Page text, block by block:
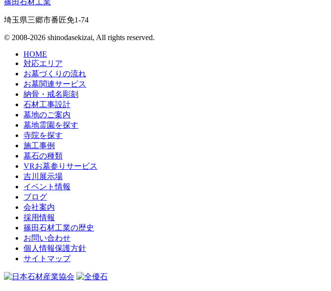
篠田石材工業
埼玉県三郷市番匠免1-74
© 2008-2026 shinodasekizai, All rights reserved.
HOME
対応エリア
お墓づくりの流れ
お墓関連サービス
納骨・戒名彫刻
石材工事設計
墓地のご案内
墓地霊園を探す
寺院を探す
施工事例
墓石の種類
VRお墓参りサービス
吉川展示場
イベント情報
ブログ
会社案内
採用情報
篠田石材工業の歴史
お問い合わせ
個人情報保護方針
サイトマップ